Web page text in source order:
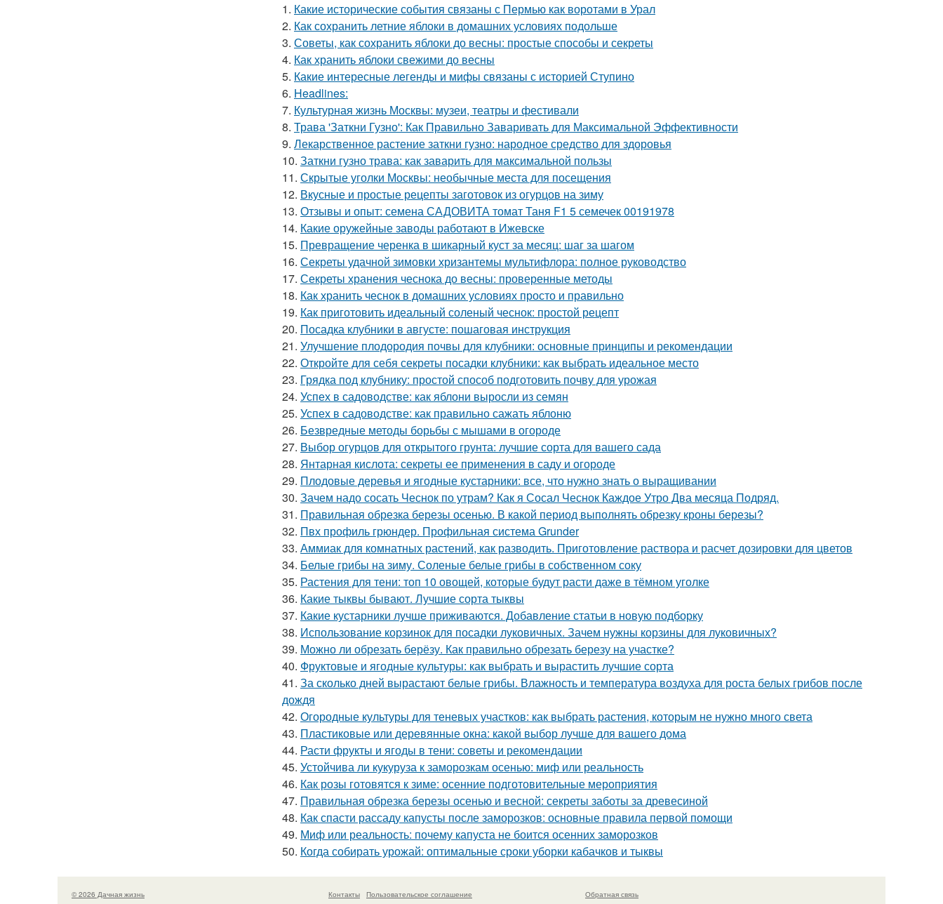
1. Какие исторические события связаны с Пермью как воротами в Урал
2. Как сохранить летние яблоки в домашних условиях подольше
3. Советы, как сохранить яблоки до весны: простые способы и секреты
4. Как хранить яблоки свежими до весны
5. Какие интересные легенды и мифы связаны с историей Ступино
6. Headlines:
7. Культурная жизнь Москвы: музеи, театры и фестивали
8. Трава 'Заткни Гузно': Как Правильно Заваривать для Максимальной Эффективности
9. Лекарственное растение заткни гузно: народное средство для здоровья
10. Заткни гузно трава: как заварить для максимальной пользы
11. Скрытые уголки Москвы: необычные места для посещения
12. Вкусные и простые рецепты заготовок из огурцов на зиму
13. Отзывы и опыт: семена САДОВИТА томат Таня F1 5 семечек 00191978
14. Какие оружейные заводы работают в Ижевске
15. Превращение черенка в шикарный куст за месяц: шаг за шагом
16. Секреты удачной зимовки хризантемы мультифлора: полное руководство
17. Секреты хранения чеснока до весны: проверенные методы
18. Как хранить чеснок в домашних условиях просто и правильно
19. Как приготовить идеальный соленый чеснок: простой рецепт
20. Посадка клубники в августе: пошаговая инструкция
21. Улучшение плодородия почвы для клубники: основные принципы и рекомендации
22. Откройте для себя секреты посадки клубники: как выбрать идеальное место
23. Грядка под клубнику: простой способ подготовить почву для урожая
24. Успех в садоводстве: как яблони выросли из семян
25. Успех в садоводстве: как правильно сажать яблоню
26. Безвредные методы борьбы с мышами в огороде
27. Выбор огурцов для открытого грунта: лучшие сорта для вашего сада
28. Янтарная кислота: секреты ее применения в саду и огороде
29. Плодовые деревья и ягодные кустарники: все, что нужно знать о выращивании
30. Зачем надо сосать Чеснок по утрам? Как я Сосал Чеснок Каждое Утро Два месяца Подряд.
31. Правильная обрезка березы осенью. В какой период выполнять обрезку кроны березы?
32. Пвх профиль грюндер. Профильная система Grunder
33. Аммиак для комнатных растений, как разводить. Приготовление раствора и расчет дозировки для цветов
34. Белые грибы на зиму. Соленые белые грибы в собственном соку
35. Растения для тени: топ 10 овощей, которые будут расти даже в тёмном уголке
36. Какие тыквы бывают. Лучшие сорта тыквы
37. Какие кустарники лучше приживаются. Добавление статьи в новую подборку
38. Использование корзинок для посадки луковичных. Зачем нужны корзины для луковичных?
39. Можно ли обрезать берёзу. Как правильно обрезать березу на участке?
40. Фруктовые и ягодные культуры: как выбрать и вырастить лучшие сорта
41. За сколько дней вырастают белые грибы. Влажность и температура воздуха для роста белых грибов после
дождя
42. Огородные культуры для теневых участков: как выбрать растения, которым не нужно много света
43. Пластиковые или деревянные окна: какой выбор лучше для вашего дома
44. Расти фрукты и ягоды в тени: советы и рекомендации
45. Устойчива ли кукуруза к заморозкам осенью: миф или реальность
46. Как розы готовятся к зиме: осенние подготовительные мероприятия
47. Правильная обрезка березы осенью и весной: секреты заботы за древесиной
48. Как спасти рассаду капусты после заморозков: основные правила первой помощи
49. Миф или реальность: почему капуста не боится осенних заморозков
50. Когда собирать урожай: оптимальные сроки уборки кабачков и тыквы
© 2026 Дачная жизнь Контакты Пользовательское соглашение Обратная связь